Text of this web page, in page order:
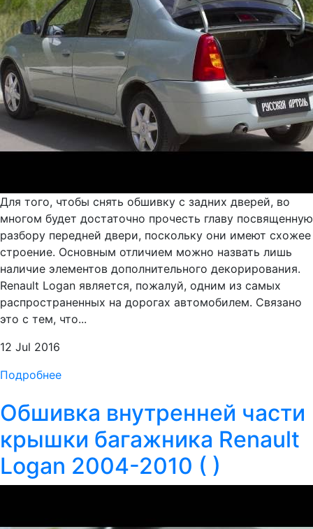
Для того, чтобы снять обшивку с задних дверей, во
многом будет достаточно прочесть главу посвященную
разбору передней двери, поскольку они имеют схожее
строение. Основным отличием можно назвать лишь
наличие элементов дополнительного декорирования.
Renault Logan является, пожалуй, одним из самых
распространенных на дорогах автомобилем. Связано
это с тем, что...
12 Jul 2016
Подробнее
Обшивка внутренней части
крышки багажника Renault
Logan 2004-2010 ( )